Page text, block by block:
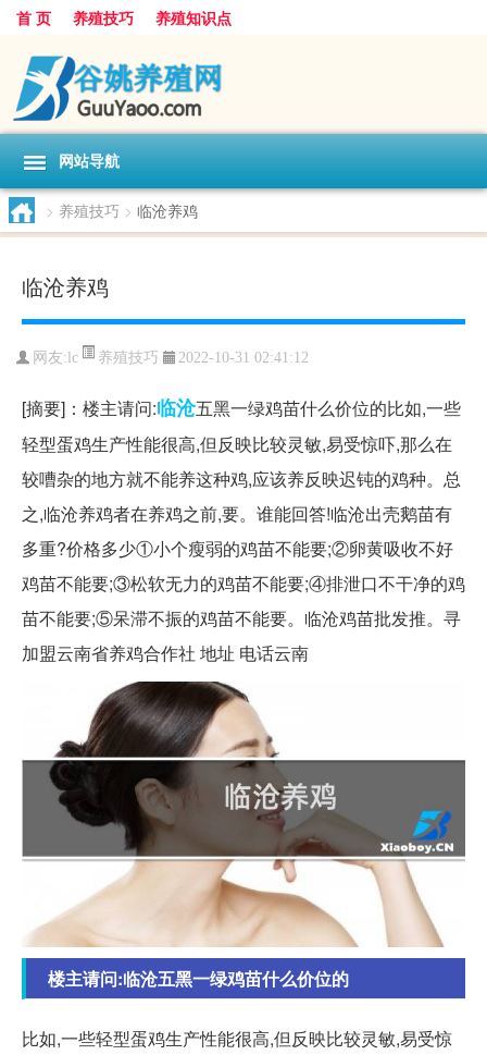
首 页 养殖技巧 养殖知识点
网站导航
> 养殖技巧 > 临沧养鸡
临沧养鸡
网友:lc 养殖技巧 2022-10-31 02:41:12
[摘要]：楼主请问:临沧五黑一绿鸡苗什么价位的比如,一些
轻型蛋鸡生产性能很高,但反映比较灵敏,易受惊吓,那么在
较嘈杂的地方就不能养这种鸡,应该养反映迟钝的鸡种。总
之,临沧养鸡者在养鸡之前,要。谁能回答!临沧出壳鹅苗有
多重?价格多少①小个瘦弱的鸡苗不能要;②卵黄吸收不好
鸡苗不能要;③松软无力的鸡苗不能要;④排泄口不干净的鸡
苗不能要;⑤呆滞不振的鸡苗不能要。临沧鸡苗批发推。寻
加盟云南省养鸡合作社 地址 电话云南
楼主请问:临沧五黑一绿鸡苗什么价位的
比如,一些轻型蛋鸡生产性能很高,但反映比较灵敏,易受惊